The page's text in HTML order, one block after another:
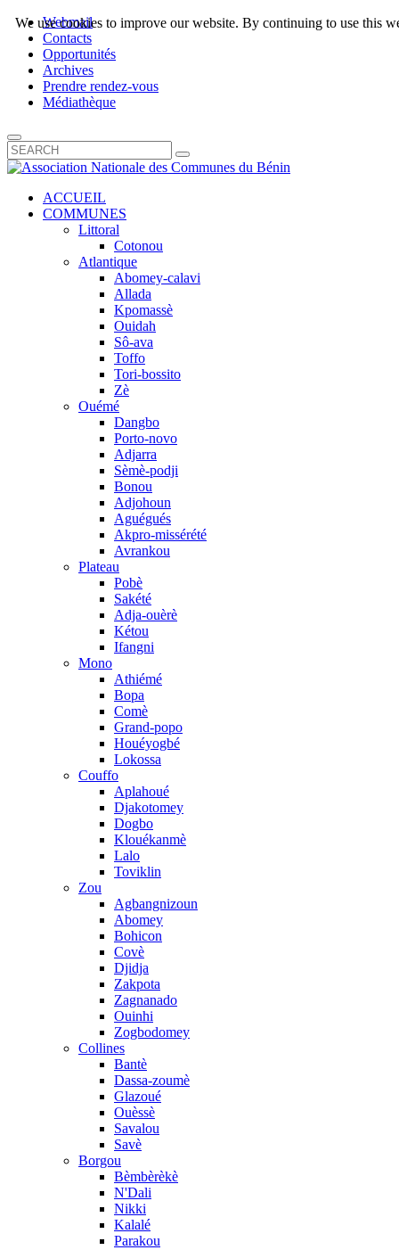
Webmail
Contacts
Opportunités
Archives
Prendre rendez-vous
Médiathèque
ACCUEIL
COMMUNES
Littoral
Cotonou
Atlantique
Abomey-calavi
Allada
Kpomassè
Ouidah
Sô-ava
Toffo
Tori-bossito
Zè
Ouémé
Dangbo
Porto-novo
Adjarra
Sèmè-podji
Bonou
Adjohoun
Aguégués
Akpro-missérété
Avrankou
Plateau
Pobè
Sakété
Adja-ouèrè
Kétou
Ifangni
Mono
Athiémé
Bopa
Comè
Grand-popo
Houéyogbé
Lokossa
Couffo
Aplahoué
Djakotomey
Dogbo
Klouékanmè
Lalo
Toviklin
Zou
Agbangnizoun
Abomey
Bohicon
Covè
Djidja
Zakpota
Zagnanado
Ouinhi
Zogbodomey
Collines
Bantè
Dassa-zoumè
Glazoué
Ouèssè
Savalou
Savè
Borgou
Bèmbèrèkè
N'Dali
Nikki
Kalalé
Parakou
We use cookies to improve our website. By continuing to use this